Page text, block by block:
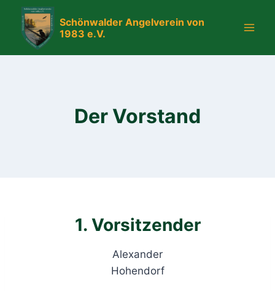
Inhalt
springen
Schönwalder Angelverein von
1983 e.V.
Der Vorstand
1. Vorsitzender
Alexander
Hohendorf